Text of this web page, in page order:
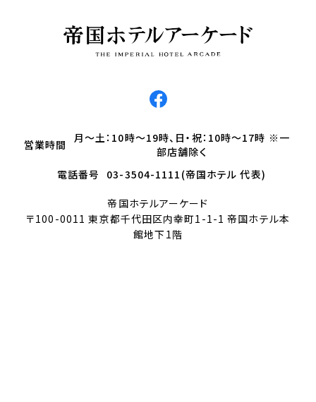
営業時間
月～土：10時～19時、日・祝：10時～17時 ※一
部店舗除く
電話番号
03-3504-1111(帝国ホテル 代表)
帝国ホテルアーケード
〒100-0011 東京都千代田区内幸町1-1-1 帝国ホテル本
館地下1階